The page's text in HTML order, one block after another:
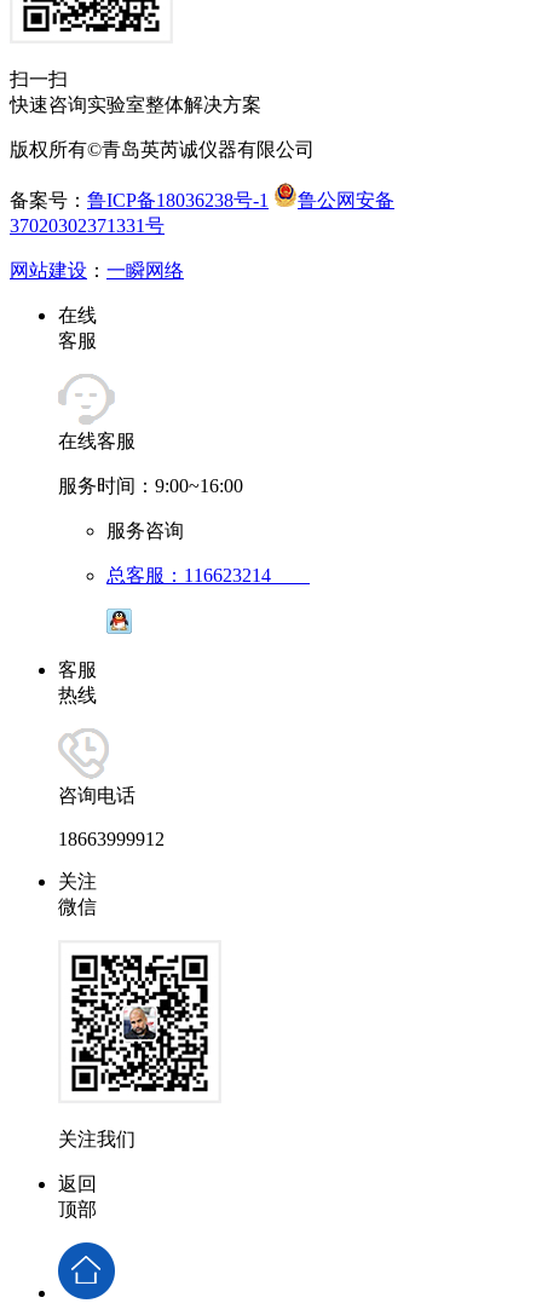
扫一扫
快速咨询实验室整体解决方案
版权所有©青岛英芮诚仪器有限公司
备案号： 鲁ICP备18036238号-1
鲁公网安备
37020302371331号
网站建设 ： 一瞬网络
在线
客服
在线客服
服务时间：9:00~16:00
服务咨询
总客服：116623214
客服
热线
咨询电话
18663999912
关注
微信
关注我们
返回
顶部